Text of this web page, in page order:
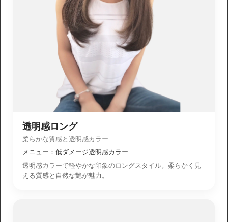
透明感ロング
柔らかな質感と透明感カラー
メニュー：低ダメージ透明感カラー
透明感カラーで軽やかな印象のロングスタイル。柔らかく見
える質感と自然な艶が魅力。